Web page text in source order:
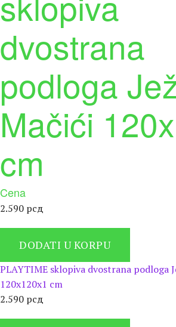
dvostrana
podloga
Mačići
cm
Cena
2.590 рсд
DODATI U KORPU
PLAYTIME sklopiva dvostrana podloga
120x120x1 cm
2.590 рсд